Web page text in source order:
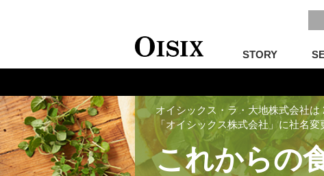
STORY
オイシックス・ラ・大地株式会社は
「オイシックス株式会社」に社名変
これからの